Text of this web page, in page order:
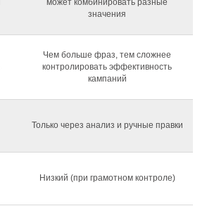
значения
Чем больше фраз, тем сложнее
контролировать эффективность
кампаний
Только через анализ и ручные правки
Низкий (при грамотном контроле)